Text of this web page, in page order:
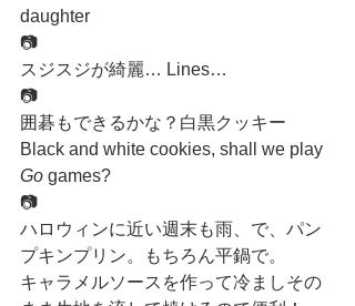
daughter
📷
スジスジが綺麗… Lines…
📷
囲碁もできるかな？白黒クッキー
Black and white cookies, shall we play
Go games?
📷
ハロウィンに近い週末も雨、で、パン
プキンプリン。もちろん平鍋で。
キャラメルソースを作って冷ましその